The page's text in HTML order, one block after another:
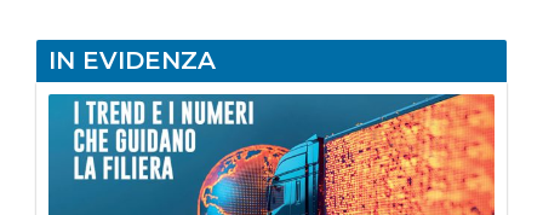
IN EVIDENZA